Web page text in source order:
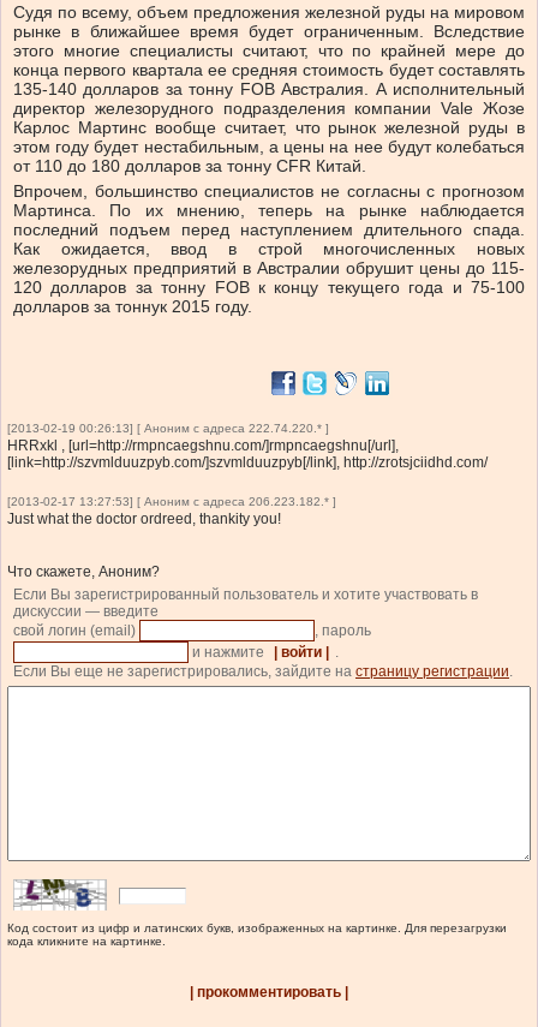
Судя по всему, объем предложения железной руды на мировом
рынке в ближайшее время будет ограниченным. Вследствие
этого многие специалисты считают, что по крайней мере до
конца первого квартала ее средняя стоимость будет составлять
135-140 долларов за тонну FOB Австралия. А исполнительный
директор железорудного подразделения компании Vale Жозе
Карлос Мартинс вообще считает, что рынок железной руды в
этом году будет нестабильным, а цены на нее будут колебаться
от 110 до 180 долларов за тонну CFR Китай.
Впрочем, большинство специалистов не согласны с прогнозом
Мартинса. По их мнению, теперь на рынке наблюдается
последний подъем перед наступлением длительного спада.
Как ожидается, ввод в строй многочисленных новых
железорудных предприятий в Австралии обрушит цены до 115-
120 долларов за тонну FOB к концу текущего года и 75-100
долларов за тоннук 2015 году.
[2013-02-19 00:26:13] [ Аноним с адреса 222.74.220.* ]
HRRxkl , [url=http://rmpncaegshnu.com/]rmpncaegshnu[/url],
[link=http://szvmlduuzpyb.com/]szvmlduuzpyb[/link], http://zrotsjciidhd.com/
[2013-02-17 13:27:53] [ Аноним с адреса 206.223.182.* ]
Just what the doctor ordreed, thankity you!
Что скажете, Аноним?
Если Вы зарегистрированный пользователь и хотите участвовать в
дискуссии — введите
свой логин (email)
, пароль
и нажмите
| войти |
Если Вы еще не зарегистрировались, зайдите на страницу регистрации
Код состоит из цифр и латинских букв, изображенных на картинке. Для перезагрузки
кода кликните на картинке.
| прокомментировать |